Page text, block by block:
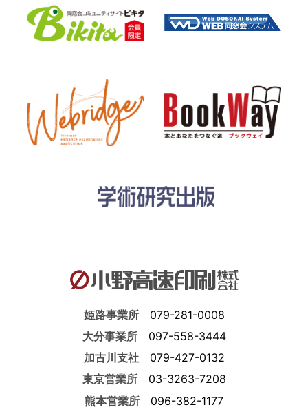
姫路事業所
079-281-0008
大分事業所
097-558-3444
加古川支社
079-427-0132
東京営業所
03-3263-7208
熊本営業所
096-382-1177